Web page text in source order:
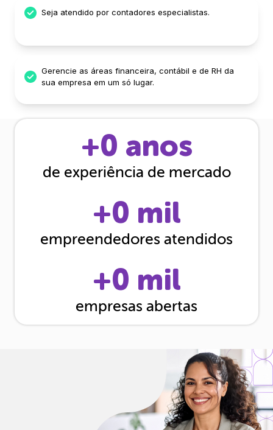
Seja atendido por contadores especialistas.
Gerencie as áreas financeira, contábil e de RH da
sua empresa em um só lugar.
+0 anos
de experiência de mercado
+0 mil
empreendedores atendidos
+0 mil
empresas abertas